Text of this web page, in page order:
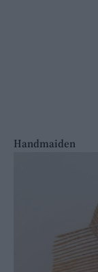
Ηandmaiden